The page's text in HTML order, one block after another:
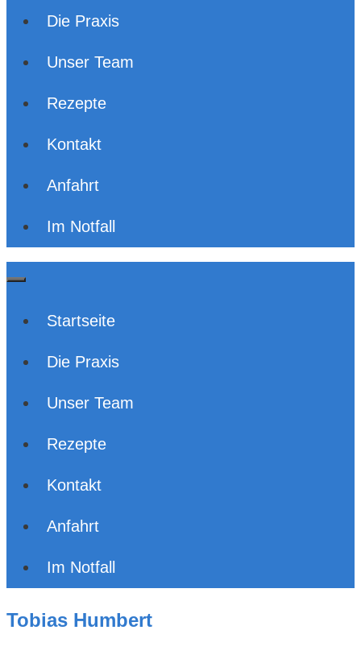
Die Praxis
Unser Team
Rezepte
Kontakt
Anfahrt
Im Notfall
Startseite
Die Praxis
Unser Team
Rezepte
Kontakt
Anfahrt
Im Notfall
Tobias Humbert